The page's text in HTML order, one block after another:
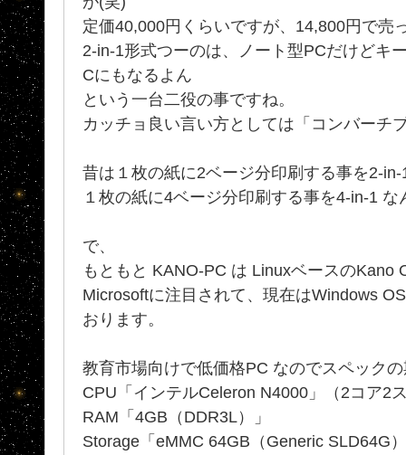
定価40,000円くらいですが、14,800円で売
2-in-1形式つーのは、ノート型PCだけどキ
Cにもなるよん
という一台二役の事ですね。
カッチョ良い言い方としては「コンバーチ
昔は１枚の紙に2ベージ分印刷する事を2-in-
１枚の紙に4ベージ分印刷する事を4-in-1
で、
もともと KANO-PC は LinuxベースのKano
Microsoftに注目されて、現在はWindows
おります。
教育市場向けで低価格PC なのでスペック
CPU「インテルCeleron N4000」（2コア2
RAM「4GB（DDR3L）」
Storage「eMMC 64GB（Generic SLD64G